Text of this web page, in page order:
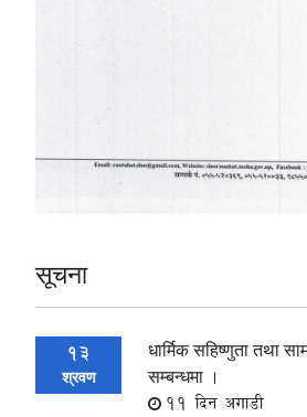
सूचना
13
श्रवण
धार्मिक सहिष्णुता तथा
सम्बन्धमा ।
11 दिन अगाडी